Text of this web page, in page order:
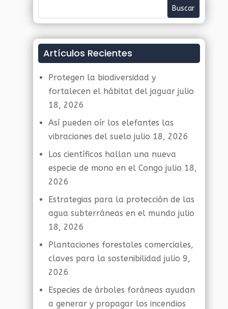
Artículos Recientes
Protegen la biodiversidad y
fortalecen el hábitat del jaguar julio
18, 2026
Así pueden oír los elefantes las
vibraciones del suelo julio 18, 2026
Los científicos hallan una nueva
especie de mono en el Congo julio 18,
2026
Estrategias para la protección de las
agua subterráneas en el mundo julio
18, 2026
Plantaciones forestales comerciales,
claves para la sostenibilidad julio 9,
2026
Especies de árboles foráneas ayudan
a generar y propagar los incendios